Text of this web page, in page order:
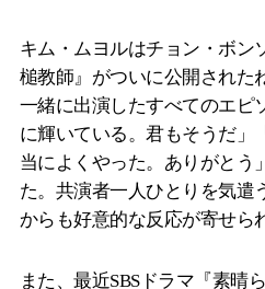
キム・ムヨルはチョン・ボン
槌教師』がついに公開された
一緒に出演したすべてのエピ
に輝いている。君もそうだ」
当によくやった。ありがとう
た。共演者一人ひとりを気遣
からも好意的な反応が寄せら
また、最近SBSドラマ『素晴